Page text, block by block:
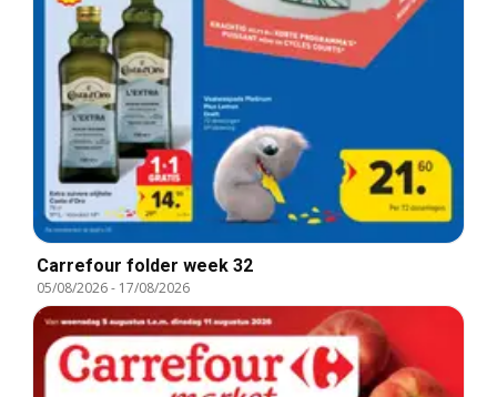
Carrefour folder week 32
05/08/2026- 17/08/2026